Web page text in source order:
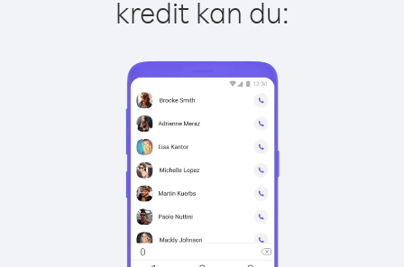
kredit kan du: